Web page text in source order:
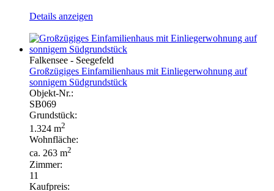
Details anzeigen
Falkensee - Seegefeld
Großzügiges Einfamilienhaus mit Einliegerwohnung auf
sonnigem Südgrundstück
Objekt-Nr.:
SB069
Grundstück:
1.324 m2
Wohnfläche:
ca. 263 m2
Zimmer:
11
Kaufpreis: